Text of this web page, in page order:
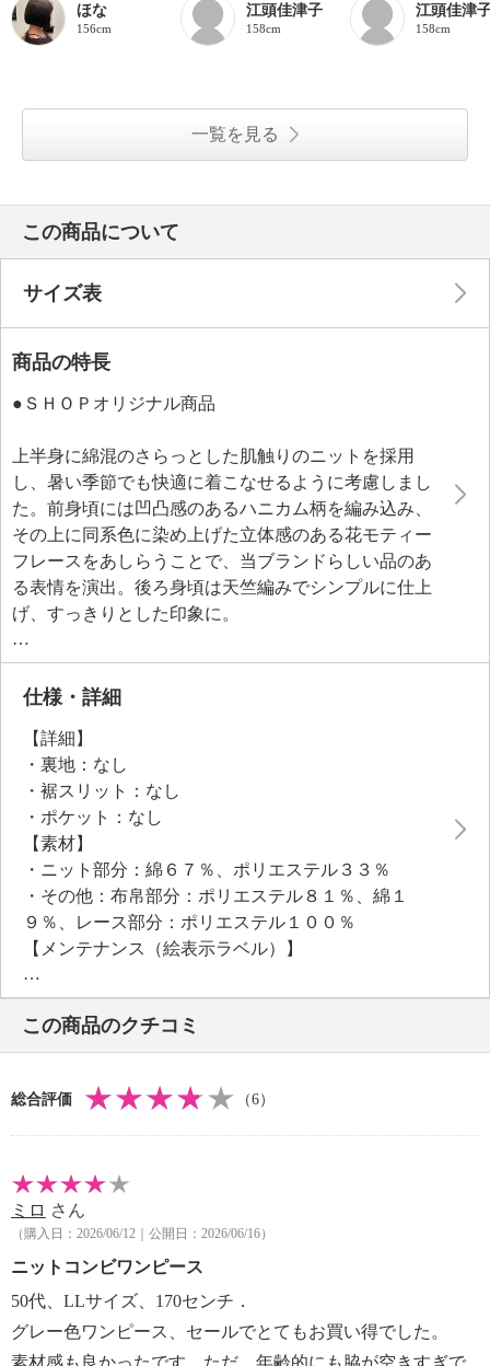
ほな
156cm
江頭佳津子
158cm
江頭佳津
158cm
一覧を見る
この商品について
サイズ表
商品の特長
●ＳＨＯＰオリジナル商品
上半身に綿混のさらっとした肌触りのニットを採用
し、暑い季節でも快適に着こなせるように考慮しまし
た。前身頃には凹凸感のあるハニカム柄を編み込み、
その上に同系色に染め上げた立体感のある花モティー
フレースをあしらうことで、当ブランドらしい品のあ
る表情を演出。後ろ身頃は天竺編みでシンプルに仕上
げ、すっきりとした印象に。
スカート部分には綿混のマットな素材を使用。途中消
しプリーツをほどこすことで、エレガントすぎない日
常使いしやすいデザインに仕上げました。
仕様・詳細
【詳細】
・裏地：なし
・裾スリット：なし
・ポケット：なし
【素材】
・ニット部分：綿６７％、ポリエステル３３％
・その他：布帛部分：ポリエステル８１％、綿１
９％、レース部分：ポリエステル１００％
【メンテナンス（絵表示ラベル）】
・手洗い：可
・漂白処理：塩素系・酸素系漂白不可
・タンブル乾燥：不可
・自然乾燥：日陰の平干し
・ドライクリーニング：石油系ドライクリーニング可
・ウエットクリーニング：可
・長時間照射による変退色注意
・洗濯の繰り返しによる変退色注意
・クリーニングの繰り返しによる変退色注意
・単品洗い
・摩擦による色落ち、色移り注意
・過度な力をかけない
・無蛍光洗剤使用
この商品のクチコミ
総合評価 （6）
ミロ さん
（購入日：2026/06/12｜公開日：2026/06/16）
ニットコンビワンピース
50代、LLサイズ、170センチ．
グレー色ワンピース、セールでとてもお買い得でした。
素材感も良かったです。ただ、年齢的にも脇が空きすぎで